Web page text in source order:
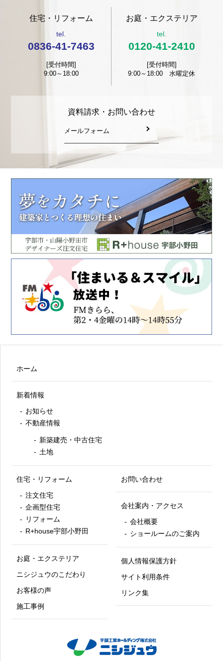
住宅・リフォーム
tel.
0836-41-7463
[受付時間]
9:00～18:00
お庭・エクステリア
tel.
0120-41-2410
[受付時間]
9:00～18:00 水曜定休
資料請求・お問い合わせ
メールフォーム
ホーム
新着情報
お知らせ
不動産情報
新築建売・中古住宅
土地
住宅・リフォーム
注文住宅
企画型住宅
リフォーム
R+house宇部小野田
お庭・エクステリア
ニシジュウのこだわり
お客様の声
施工事例
お問い合わせ
会社案内・アクセス
会社概要
ショールームのご案内
個人情報保護方針
サイト利用条件
リンク集